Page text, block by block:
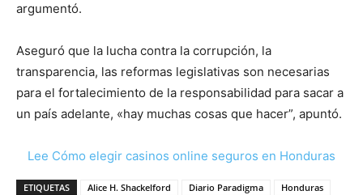
argumentó.
Aseguró que la lucha contra la corrupción, la
transparencia, las reformas legislativas son necesarias
para el fortalecimiento de la responsabilidad para sacar a
un país adelante, «hay muchas cosas que hacer”, apuntó.
Lee Cómo elegir casinos online seguros en Honduras
ETIQUETAS Alice H. Shackelford Diario Paradigma
Honduras